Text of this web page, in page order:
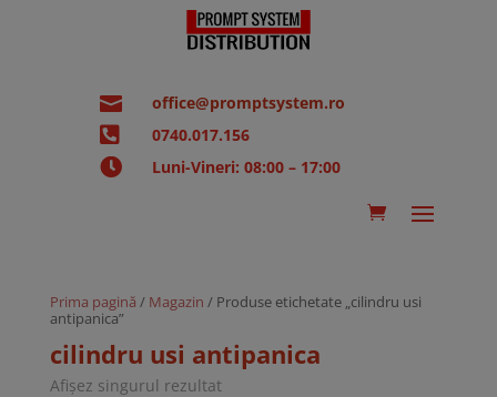
 office@promptsystem.ro
 0740.017.156
 Luni-Vineri: 08:00 – 17:00
Prima pagină / Magazin / Produse etichetate „cilindru usi
antipanica”
cilindru usi antipanica
Afișez singurul rezultat